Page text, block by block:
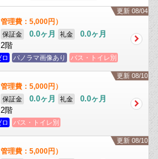
更新 08/04
管理費：5,000円）
保証金 0.0ヶ月 礼金
0.0ヶ月
階
パノラマ画像あり バス・トイレ別
更新 08/10
管理費：5,000円）
保証金 0.0ヶ月 礼金
0.0ヶ月
階
バス・トイレ別
更新 08/10
管理費：5,000円）